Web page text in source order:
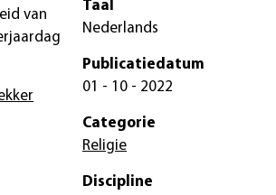
van
Taal
Nederlands
Publicatiedatum
01 - 10 - 2022
Categorie
Religie
Discipline